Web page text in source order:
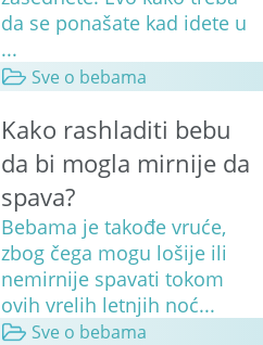
da se ponašate kad idete u
...
Sve o bebama
Kako rashladiti bebu
da bi mogla mirnije da
spava?
Bebama je takođe vruće,
zbog čega mogu lošije ili
nemirnije spavati tokom
ovih vrelih letnjih noć...
Sve o bebama